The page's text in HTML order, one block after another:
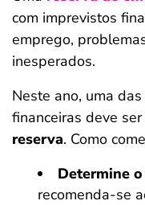
com imprevistos
emprego,
inesperados.
Neste ano, uma
financeiras deve ser
reserva. Como
Determine
recomenda-se